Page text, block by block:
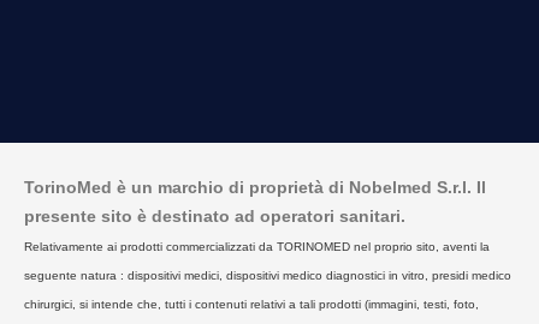
TorinoMed è un marchio di proprietà di Nobelmed S.r.l. Il
presente sito è destinato ad operatori sanitari.
Relativamente ai prodotti commercializzati da TORINOMED nel proprio sito, aventi la
seguente natura : dispositivi medici, dispositivi medico diagnostici in vitro, presidi medico
chirurgici, si intende che, tutti i contenuti relativi a tali prodotti (immagini, testi, foto,